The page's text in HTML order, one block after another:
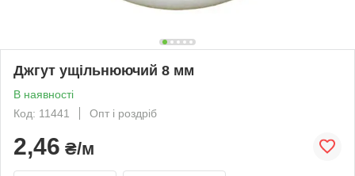
Джгут ущільнюючий 8 мм
В наявності
Код: 11441
Опт і роздріб
2,46 ₴/м